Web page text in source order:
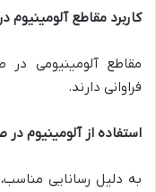
کاربرد مقاطع آلومینیوم
مقاطع آلومینیومی در
فراوانی دارند.
استفاده از آلومینیوم در
به دلیل رسانایی